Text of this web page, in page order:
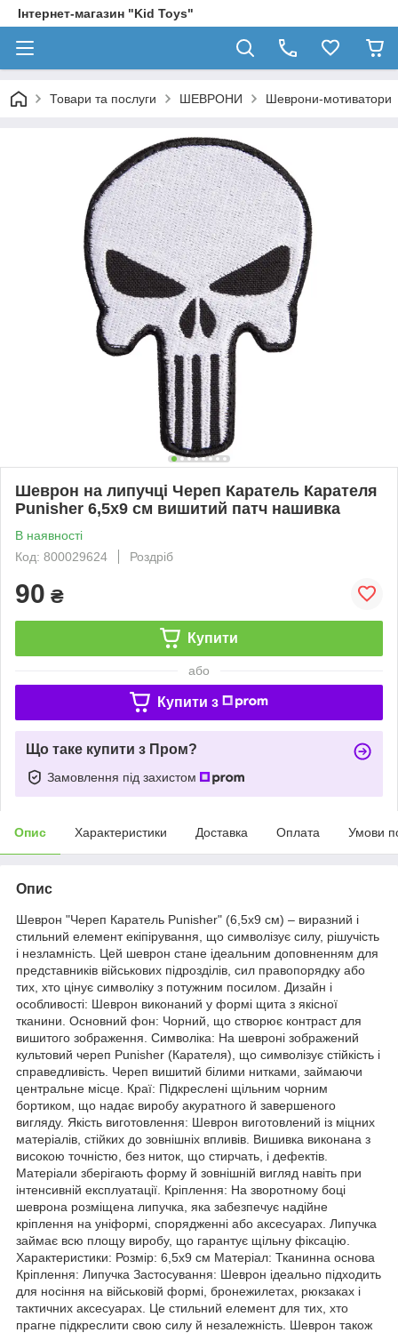
Інтернет-магазин "Kid Toys"
Товари та послуги ШЕВРОНИ Шеврони-мотиватори
Шеврон на липучці Череп Каратель Карателя
Punisher 6,5х9 см вишитий патч нашивка
В наявності
Код: 800029624
Роздріб
90 ₴
Купити
або
Купити з
Що таке купити з Пром?
Замовлення під захистом
Опис Характеристики Доставка Оплата Умови
Опис
Шеврон "Череп Каратель Punisher" (6,5х9 см) – виразний і
стильний елемент екіпірування, що символізує силу, рішучість
і незламність. Цей шеврон стане ідеальним доповненням для
представників військових підрозділів, сил правопорядку або
тих, хто цінує символіку з потужним посилом. Дизайн і
особливості: Шеврон виконаний у формі щита з якісної
тканини. Основний фон: Чорний, що створює контраст для
вишитого зображення. Символіка: На шевроні зображений
культовий череп Punisher (Карателя), що символізує стійкість і
справедливість. Череп вишитий білими нитками, займаючи
центральне місце. Краї: Підкреслені щільним чорним
бортиком, що надає виробу акуратного й завершеного
вигляду. Якість виготовлення: Шеврон виготовлений із міцних
матеріалів, стійких до зовнішніх впливів. Вишивка виконана з
високою точністю, без ниток, що стирчать, і дефектів.
Матеріали зберігають форму й зовнішній вигляд навіть при
інтенсивній експлуатації. Кріплення: На зворотному боці
шеврона розміщена липучка, яка забезпечує надійне
кріплення на уніформі, спорядженні або аксесуарах. Липучка
займає всю площу виробу, що гарантує щільну фіксацію.
Характеристики: Розмір: 6,5х9 см Матеріал: Тканинна основа
Кріплення: Липучка Застосування: Шеврон ідеально підходить
для носіння на військовій формі, бронежилетах, рюкзаках і
тактичних аксесуарах. Це стильний елемент для тих, хто
прагне підкреслити свою силу й незалежність. Шеврон також